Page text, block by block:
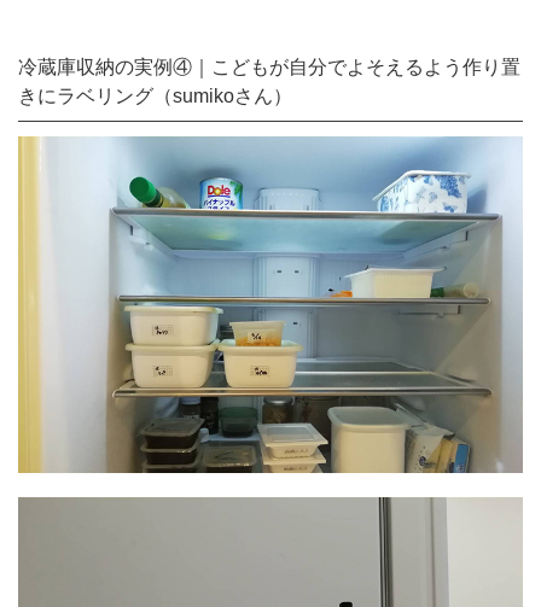
冷蔵庫収納の実例④｜こどもが自分でよそえるよう作り置
きにラベリング（sumikoさん）